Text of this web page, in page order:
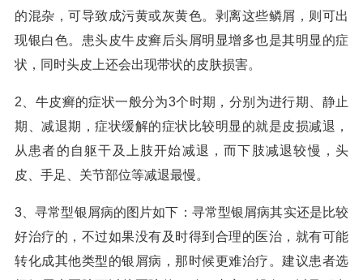
的混杂，可导致成污黄或灰黄色。剥离这些鳞屑，则可出
现银白色。患头皮牛皮癣后头屑明显增多也是其明显的症
状，同时头皮上还会出现带状的皮肤损害。
2、牛皮癣的症状一般分为3个时期，分别为进行期、静止
期、减退期，症状缓解的症状比较明显的就是皮损减退，
从患者的自躯干及上肢开始减退，而下肢减退较慢，头
皮、手足、关节部位等减退最慢。
3、寻常型银屑病的图片如下：寻常型银屑病其实还是比较
好治疗的，不过如果没有及时得到合理的医治，就有可能
转化成其他类型的银屑病，那时候更难治疗。建议患者选